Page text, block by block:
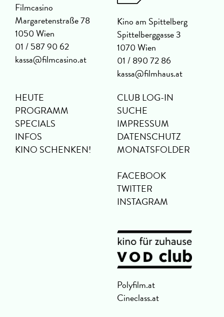
Filmcasino
Margaretenstraße 78
1050 Wien
01 / 587 90 62
kassa@filmcasino.at
Kino am Spittelberg
Spittelberggasse 3
1070 Wien
01 / 890 72 86
kassa@filmhaus.at
HEUTE
PROGRAMM
SPECIALS
INFOS
KINO SCHENKEN!
CLUB LOG-IN
SUCHE
IMPRESSUM
DATENSCHUTZ
MONATSFOLDER
FACEBOOK
TWITTER
INSTAGRAM
Polyfilm.at
Cineclass.at